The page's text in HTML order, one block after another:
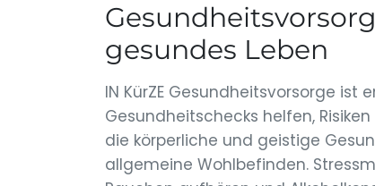
gesundes Leben
IN KürZE Gesundheitsvorsorge
Gesundheitschecks helfen,
die körperliche und geistige
allgemeine Wohlbefinden.